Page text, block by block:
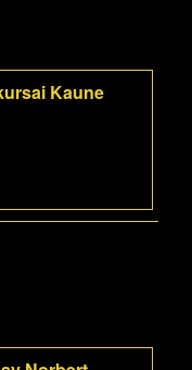
Kaune